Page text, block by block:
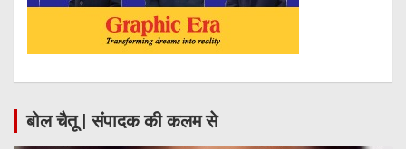
बोल चैतू | संपादक की कलम से